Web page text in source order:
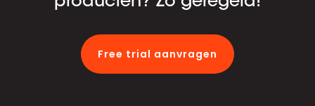
Free trial aanvragen